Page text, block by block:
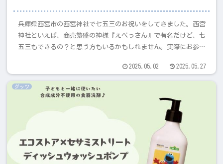
兵庫県西宮市の西宮神社で七五三のお祝いをしてきました。西宮
神社といえば、商売繁盛の神様『えべっさん』で有名だけど、七
五三もできるの？と思う方もいるかもしれません。実際にお参り
トもあり、子どもにとっても素敵な思い出になる場所でした！体
験したことを写真付きでレポします。これから七五三を迎える方
の参考になれば嬉しいです♪
2025.05.02 2025.05.27
グッツ